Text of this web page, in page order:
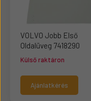
VOLVO Jobb Első
Oldalüveg 7418290
Külső raktáron
Ajánlatkérés